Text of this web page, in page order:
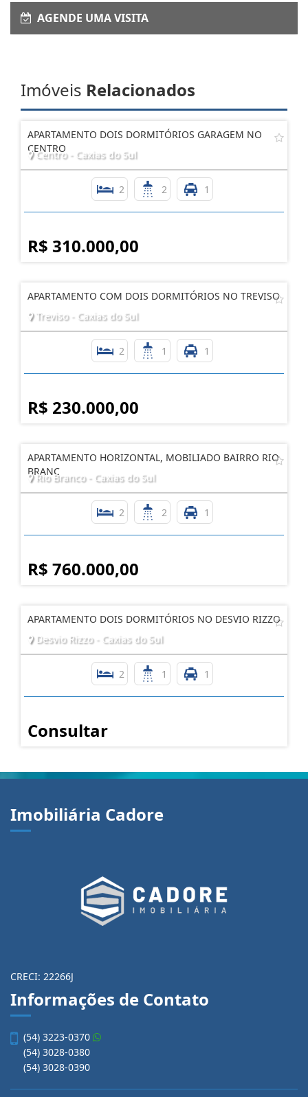
AGENDE UMA VISITA
Imóveis Relacionados
APARTAMENTO DOIS DORMITÓRIOS GARAGEM NO
CENTRO
Centro - Caxias do Sul
2 2 1
R$ 310.000,00
APARTAMENTO COM DOIS DORMITÓRIOS NO TREVISO
Treviso - Caxias do Sul
2 1 1
R$ 230.000,00
APARTAMENTO HORIZONTAL, MOBILIADO BAIRRO RIO
BRANC
Rio Branco - Caxias do Sul
2 2 1
R$ 760.000,00
APARTAMENTO DOIS DORMITÓRIOS NO DESVIO RIZZO
Desvio Rizzo - Caxias do Sul
2 1 1
Consultar
Imobiliária Cadore
CRECI: 22266J
Informações de Contato
(54) 3223-0370
(54) 3028-0380
(54) 3028-0390